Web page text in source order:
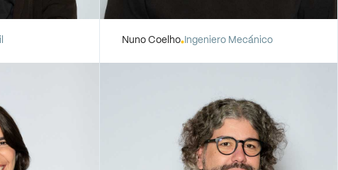
Nuno Coelho Ingeniero Mecánico